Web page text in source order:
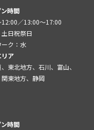
時間
12:00／13:00～17:00
日祝祭日
ーク：水
ア
東北地方、石川、富山、
東地方、静岡
時間